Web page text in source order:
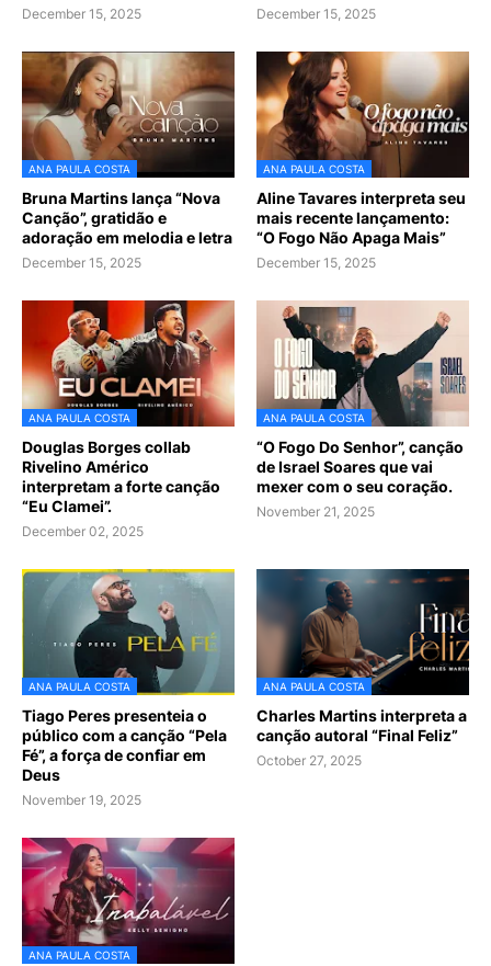
December 15, 2025 December 15, 2025
ANA PAULA COSTA
Bruna Martins lança “Nova
Canção”, gratidão e
adoração em melodia e letra
December 15, 2025
ANA PAULA COSTA
Aline Tavares interpreta seu
mais recente lançamento:
“O Fogo Não Apaga Mais”
December 15, 2025
ANA PAULA COSTA
Douglas Borges collab
Rivelino Américo
interpretam a forte canção
“Eu Clamei”.
December 02, 2025
ANA PAULA COSTA
“O Fogo Do Senhor”, canção
de Israel Soares que vai
mexer com o seu coração.
November 21, 2025
ANA PAULA COSTA
Tiago Peres presenteia o
público com a canção “Pela
Fé”, a força de confiar em
Deus
November 19, 2025
ANA PAULA COSTA
Charles Martins interpreta a
canção autoral “Final Feliz”
October 27, 2025
ANA PAULA COSTA